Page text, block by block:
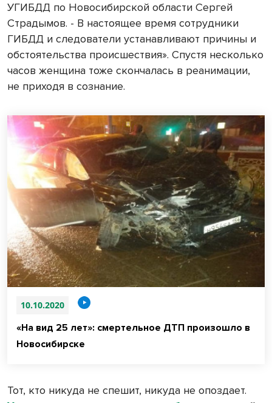
УГИБДД по Новосибирской области Сергей
Страдымов. - В настоящее время сотрудники
ГИБДД и следователи устанавливают причины и
обстоятельства происшествия». Спустя несколько
часов женщина тоже скончалась в реанимации,
не приходя в сознание.
10.10.2020
«На вид 25 лет»: смертельное ДТП произошло в
Новосибирске
Тот, кто никуда не спешит, никуда не опоздает.